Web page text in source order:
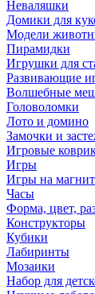
Неваляшки
Домики для
Модели
Пирамидки
Игрушки для
Развивающие
Волшебные
Головоломки
Лото и домино
Замочки и
Игровые
Игры
Игры на
Часы
Форма, цвет,
Конструкторы
Кубики
Лабиринты
Мозаики
Набор для